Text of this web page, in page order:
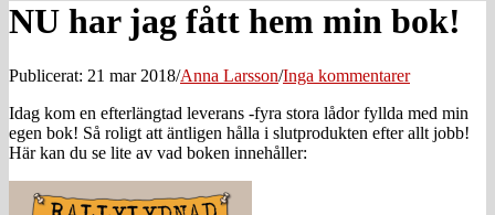
NU har jag fått hem min bok!
Publicerat: 21 mar 2018/Anna Larsson/Inga kommentarer
Idag kom en efterlängtad leverans -fyra stora lådor fyllda med min
egen bok! Så roligt att äntligen hålla i slutprodukten efter allt jobb!
Här kan du se lite av vad boken innehåller: